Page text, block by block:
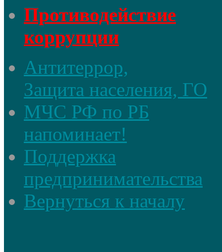
Противодействие
коррупции
Антитеррор,
Защита населения, ГО
МЧС РФ по РБ
напоминает!
Поддержка
предпринимательства
Вернуться к началу